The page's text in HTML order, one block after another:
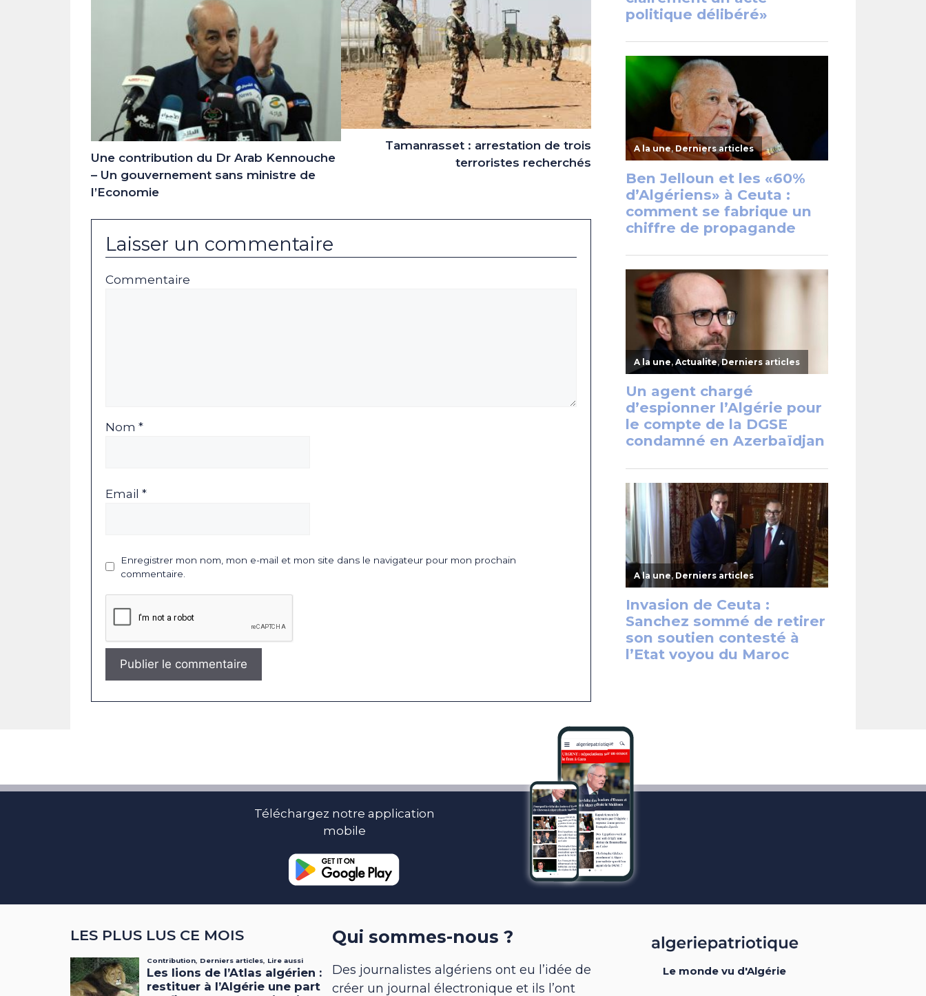
Une contribution du Dr Arab Kennouche
– Un gouvernement sans ministre de
l’Economie
Tamanrasset : arrestation de trois
terroristes recherchés
Laisser un commentaire
Commentaire
Nom *
Email *
Enregistrer mon nom, mon e-mail et mon site dans le navigateur pour mon prochain
commentaire.
Téléchargez notre application
mobile
LES PLUS LUS CE MOIS Qui sommes-nous ?
Des journalistes algériens ont eu l’idée de
créer un journal électronique et ils l’ont
Le monde vu d'Algérie